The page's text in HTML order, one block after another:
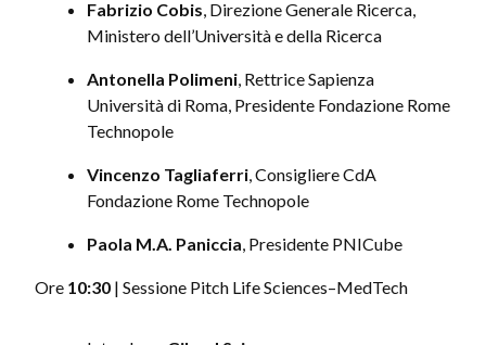
Fabrizio Cobis , Direzione Generale Ricerca,
Ministero dell’Università e della Ricerca
Antonella Polimeni , Rettrice Sapienza
Università di Roma, Presidente Fondazione Rome
Technopole
Vincenzo Tagliaferri , Consigliere CdA
Fondazione Rome Technopole
Paola M.A. Paniccia , Presidente PNICube
Ore 10:30 | Sessione Pitch Life Sciences–MedTech